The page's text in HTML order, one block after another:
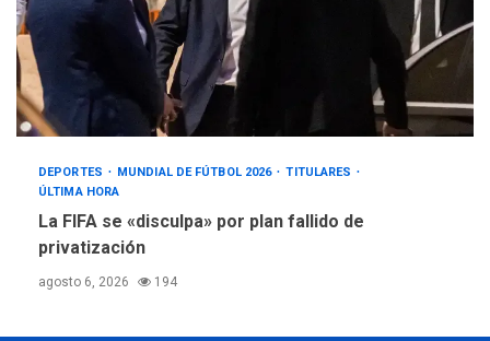
DEPORTES MUNDIAL DE FÚTBOL 2026
TITULARES
ÚLTIMA HORA
La FIFA se «disculpa» por plan fallido de
privatización
agosto 6, 2026 194